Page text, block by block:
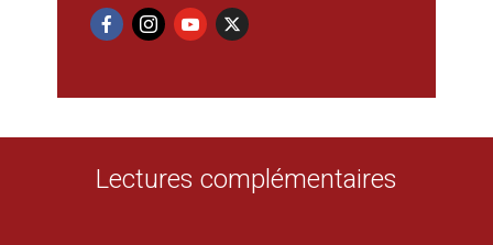
Lectures complémentaires